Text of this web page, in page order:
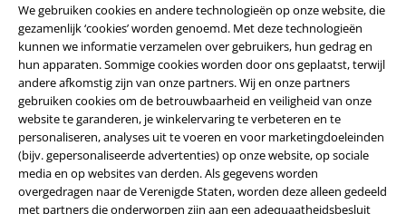
We gebruiken cookies en andere technologieën op onze website, die
gezamenlijk ‘cookies’ worden genoemd. Met deze technologieën
kunnen we informatie verzamelen over gebruikers, hun gedrag en
hun apparaten. Sommige cookies worden door ons geplaatst, terwijl
andere afkomstig zijn van onze partners. Wij en onze partners
gebruiken cookies om de betrouwbaarheid en veiligheid van onze
website te garanderen, je winkelervaring te verbeteren en te
personaliseren, analyses uit te voeren en voor marketingdoeleinden
(bijv. gepersonaliseerde advertenties) op onze website, op sociale
media en op websites van derden. Als gegevens worden
overgedragen naar de Verenigde Staten, worden deze alleen gedeeld
met partners die onderworpen zijn aan een adequaatheidsbesluit
Legal
Algemene Voorwaarden
Bedrijfsgegevens